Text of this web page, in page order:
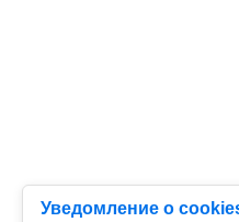
Уведомление о